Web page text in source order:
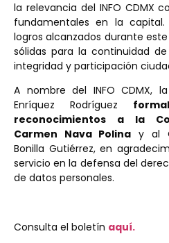
la relevancia del INFO CDMX
fundamentales en la
logros alcanzados durante
sólidas para la continuidad
integridad y participación
A nombre del INFO CDMX,
Enríquez Rodríguez
reconocimientos a la
Carmen Nava Polina y al
Bonilla Gutiérrez, en
servicio en la defensa del
de datos personales.
Consulta el boletín aquí.